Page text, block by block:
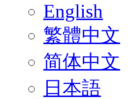
English
繁體中文
简体中文
日本語